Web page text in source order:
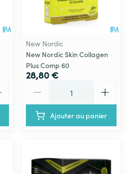
New Nordic
New Nordic Skin Collagen
Plus Comp 60
28,80 €
Ajouter au panier